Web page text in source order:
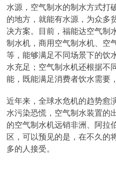
水源，空气制水的制水方式打
的地方，就能有水源，为众多
决方案。目前，福能达空气制
制水机，商用空气制水机、空
等，能够满足不同场景下的饮
水充足；空气制水机还根据不
能，既能满足消费者饮水需要
近年来，全球水危机的趋势愈
水污染恐慌，空气制水装置的
的空气制水机远销非洲、阿拉
区，可以预见的是，在不久的
多的人接受。